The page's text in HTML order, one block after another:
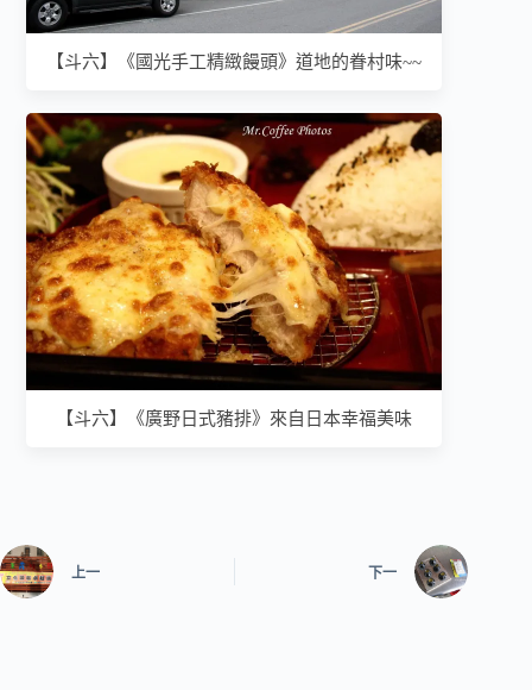
【斗六】《國光手工精緻饅頭》道地的眷村味~~
【斗六】《廣野日式豬排》來自日本幸福美味
上一 下一